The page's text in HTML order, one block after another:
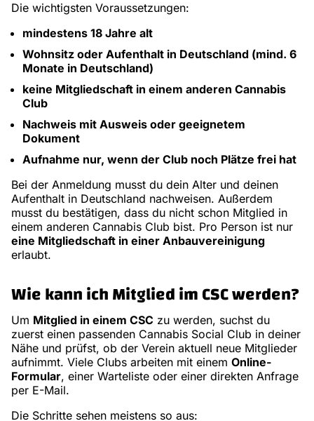
Die wichtigsten Voraussetzungen:
mindestens 18 Jahre alt
Wohnsitz oder Aufenthalt in Deutschland (mind. 6
Monate in Deutschland)
keine Mitgliedschaft in einem anderen Cannabis
Club
Nachweis mit Ausweis oder geeignetem
Dokument
Aufnahme nur, wenn der Club noch Plätze frei hat
Bei der Anmeldung musst du dein Alter und deinen
Aufenthalt in Deutschland nachweisen. Außerdem
musst du bestätigen, dass du nicht schon Mitglied in
einem anderen Cannabis Club bist. Pro Person ist nur
eine Mitgliedschaft in einer Anbauvereinigung
erlaubt.
Wie kann ich Mitglied im CSC werden?
Um Mitglied in einem CSC zu werden, suchst du
zuerst einen passenden Cannabis Social Club in deiner
Nähe und prüfst, ob der Verein aktuell neue Mitglieder
aufnimmt. Viele Clubs arbeiten mit einem Online-
Formular, einer Warteliste oder einer direkten Anfrage
per E-Mail.
Die Schritte sehen meistens so aus: